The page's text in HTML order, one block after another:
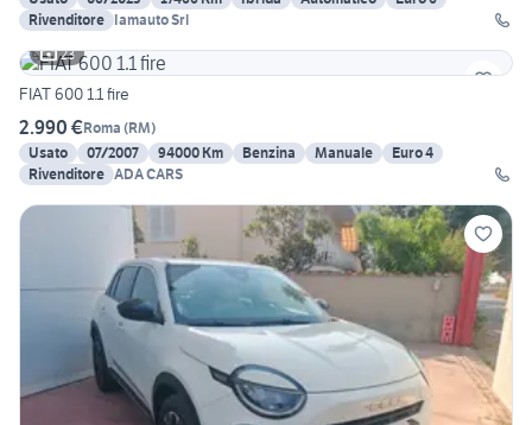
Rivenditore Iamauto Srl
23
FIAT 600 1.1 fire
2.990 €Roma (RM)
Usato
07/2007 94000 Km Benzina Manuale
Euro 4
Rivenditore ADA CARS